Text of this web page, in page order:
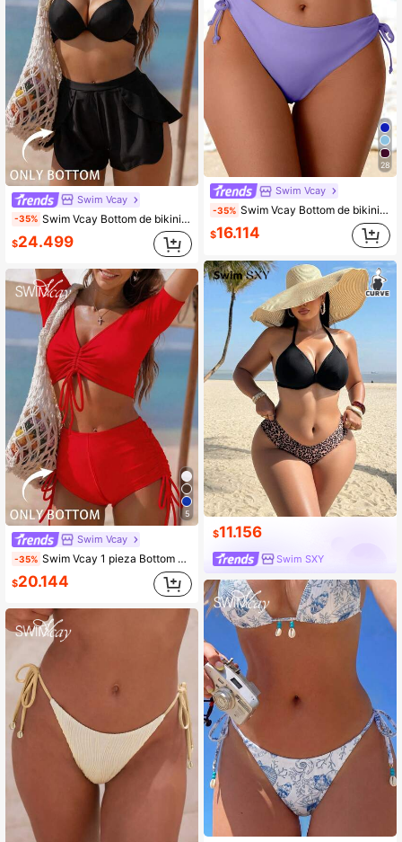
Swim Vcay
-35% Swim Vcay Bottom de bikini lisa para playa de verano
$24.499
5
Swim Vcay
-35% Swim Vcay 1 pieza Bottom de bikini casual con cordón lateral de unicolor, traje de baño de verano
$20.144
28
Swim Vcay
-35% Swim Vcay Bottom de bikini de unicolor para playa/vacaciones
$16.114
$11.156
Swim SXY